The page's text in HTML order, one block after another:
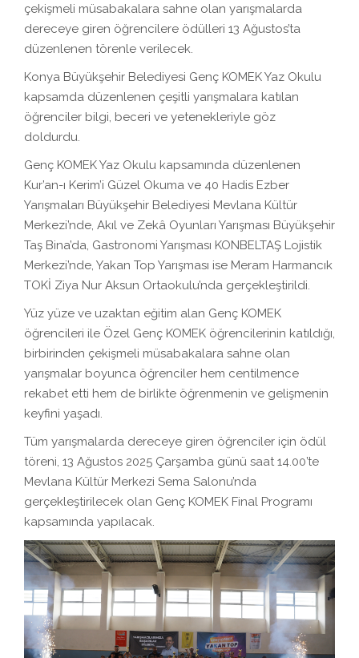
çekişmeli müsabakalara sahne olan yarışmalarda
dereceye giren öğrencilere ödülleri 13 Ağustos’ta
düzenlenen törenle verilecek.
Konya Büyükşehir Belediyesi Genç KOMEK Yaz Okulu
kapsamda düzenlenen çeşitli yarışmalara katılan
öğrenciler bilgi, beceri ve yetenekleriyle göz
doldurdu.
Genç KOMEK Yaz Okulu kapsamında düzenlenen
Kur’an-ı Kerim’i Güzel Okuma ve 40 Hadis Ezber
Yarışmaları Büyükşehir Belediyesi Mevlana Kültür
Merkezi’nde, Akıl ve Zekâ Oyunları Yarışması Büyükşehir
Taş Bina’da, Gastronomi Yarışması KONBELTAŞ Lojistik
Merkezi’nde, Yakan Top Yarışması ise Meram Harmancık
TOKİ Ziya Nur Aksun Ortaokulu’nda gerçekleştirildi.
Yüz yüze ve uzaktan eğitim alan Genç KOMEK
öğrencileri ile Özel Genç KOMEK öğrencilerinin katıldığı,
birbirinden çekişmeli müsabakalara sahne olan
yarışmalar boyunca öğrenciler hem centilmence
rekabet etti hem de birlikte öğrenmenin ve gelişmenin
keyfini yaşadı.
Tüm yarışmalarda dereceye giren öğrenciler için ödül
töreni, 13 Ağustos 2025 Çarşamba günü saat 14.00’te
Mevlana Kültür Merkezi Sema Salonu’nda
gerçekleştirilecek olan Genç KOMEK Final Programı
kapsamında yapılacak.